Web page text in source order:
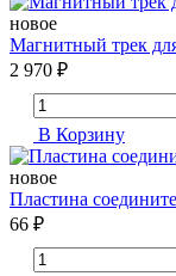
новое
Магнитный трек
2 970 ₽
В Корзину
новое
Пластина
66 ₽